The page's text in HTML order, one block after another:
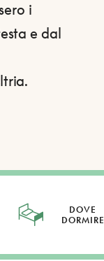
i
e dal
DOVE
DORMIRE